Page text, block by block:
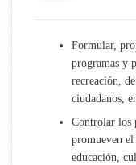
Oficinas generales
Atención al
Trámite
Formular,
programas y
recreación,
ciudadanos,
Controlar los
promueven
educación,